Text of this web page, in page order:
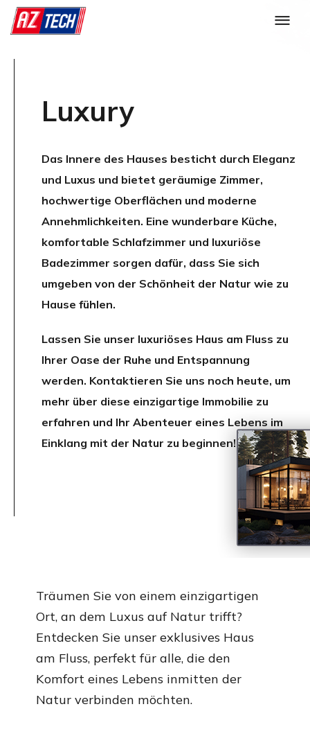
Luxury
Das Innere des Hauses besticht durch Eleganz
und Luxus und bietet geräumige Zimmer,
hochwertige Oberflächen und moderne
Annehmlichkeiten. Eine wunderbare Küche,
komfortable Schlafzimmer und luxuriöse
Badezimmer sorgen dafür, dass Sie sich
umgeben von der Schönheit der Natur wie zu
Hause fühlen.
Lassen Sie unser luxuriöses Haus am Fluss zu
Ihrer Oase der Ruhe und Entspannung
werden. Kontaktieren Sie uns noch heute, um
mehr über diese einzigartige Immobilie zu
erfahren und Ihr Abenteuer eines Lebens im
Einklang mit der Natur zu beginnen!
Träumen Sie von einem einzigartigen
Ort, an dem Luxus auf Natur trifft?
Entdecken Sie unser exklusives Haus
am Fluss, perfekt für alle, die den
Komfort eines Lebens inmitten der
Natur verbinden möchten.